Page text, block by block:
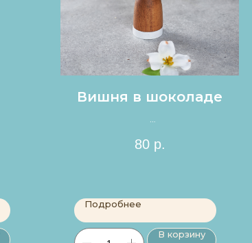
Вишня в шоколаде
80 р.
Подробнее
В корзину